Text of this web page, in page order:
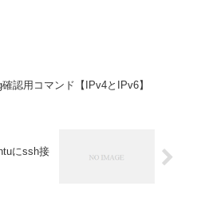
確認用コマンド【IPv4とIPv6】
にssh接